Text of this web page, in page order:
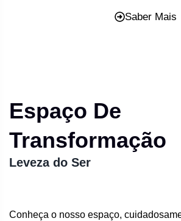
Saber Mais
Espaço De
Transformação
Leveza do Ser
Conheça o nosso espaço,